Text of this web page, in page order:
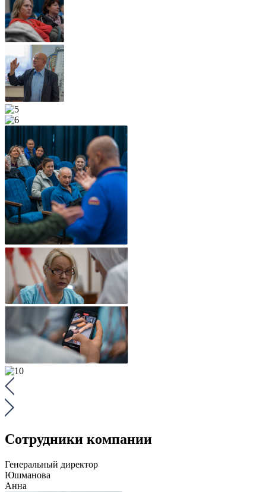
Сотрудники компании
Генеральный директор
Юшманова
Анна